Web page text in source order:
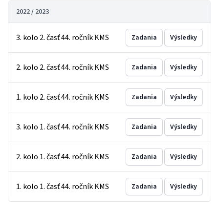
2022 / 2023
3. kolo 2. časť 44. ročník KMS Zadania Výsledky
2. kolo 2. časť 44. ročník KMS Zadania Výsledky
1. kolo 2. časť 44. ročník KMS Zadania Výsledky
3. kolo 1. časť 44. ročník KMS Zadania Výsledky
2. kolo 1. časť 44. ročník KMS Zadania Výsledky
1. kolo 1. časť 44. ročník KMS Zadania Výsledky